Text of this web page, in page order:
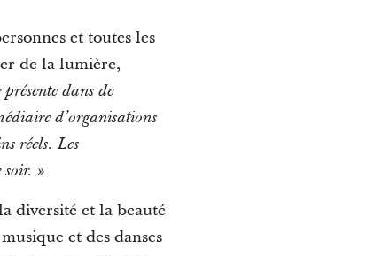
et toutes les
de la lumière,
dans de
d’organisations
réels. Les
soir. »
diversité et la beauté
et des danses